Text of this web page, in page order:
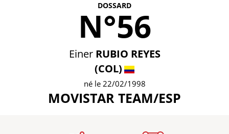
DOSSARD
N°56
Einer RUBIO REYES
(COL)
né le 22/02/1998
MOVISTAR TEAM/ESP